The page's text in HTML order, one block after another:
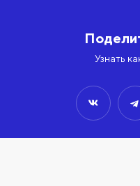
Узнать